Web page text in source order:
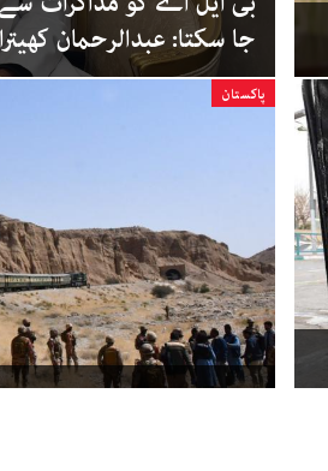
جا سکتا: عبدالرحمان
پاکستان